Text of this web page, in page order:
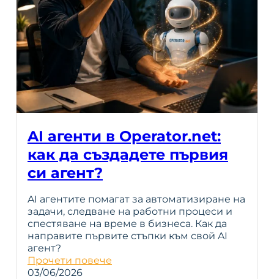
AI агенти в Operator.net:
как да създадете първия
си агент?
AI агентите помагат за автоматизиране на
задачи, следване на работни процеси и
спестяване на време в бизнеса. Как да
направите първите стъпки към свой AI
агент?
Прочети повече
03/06/2026